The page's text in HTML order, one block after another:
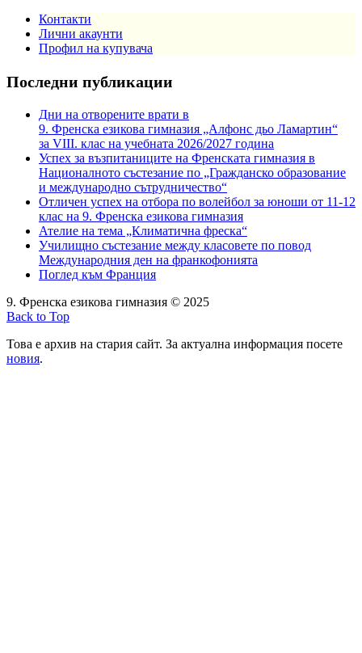
Контакти
Лични акаунти
Профил на купувача
Последни публикации
Дни на отворените врати в
9. Френска езикова гимназия „Алфонс дьо Ламартин“
за VIII. клас на учебната 2026/2027 година
Успех за възпитаниците на Френската гимназия в
Националното състезание по „Гражданско образование
и международно сътрудничество“
Отличен успех на отбора по волейбол за юноши от 11-12
клас на 9. Френска езикова гимназия
Ателие на тема „Климатична фреска“
Училищно състезание между класовете по повод
Международния ден на франкофонията
Поглед към Франция
9. Френска езикова гимназия © 2025
Back to Top
Това е архив на стария сайт. За актуална информация посете
новия.